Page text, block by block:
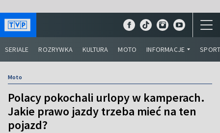
SERIALE ROZRYWKA KULTURA MOTO INFORMACJE
Moto
Polacy pokochali urlopy w kamperach.
Jakie prawo jazdy trzeba mieć na ten
pojazd?